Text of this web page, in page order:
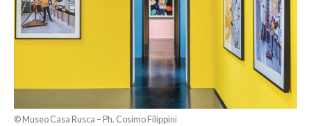
© Museo Casa Rusca – Ph. Cosimo Filippini